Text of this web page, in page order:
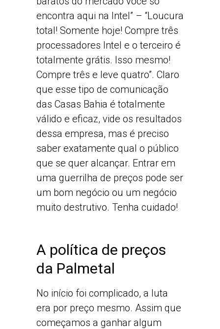
encontra aqui na Intel” – “Loucura
total! Somente hoje! Compre três
processadores Intel e o terceiro é
totalmente grátis. Isso mesmo!
Compre três e leve quatro”. Claro
que esse tipo de comunicação
das Casas Bahia é totalmente
válido e eficaz, vide os resultados
dessa empresa, mas é preciso
saber exatamente qual o público
que se quer alcançar. Entrar em
uma guerrilha de preços pode ser
um bom negócio ou um negócio
muito destrutivo. Tenha cuidado!
A política de preços
da Palmetal
No início foi complicado, a luta
era por preço mesmo. Assim que
começamos a ganhar algum